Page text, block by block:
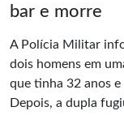
bar e morre
A Polícia Militar
dois homens em
que tinha 32 anos
Depois, a dupla